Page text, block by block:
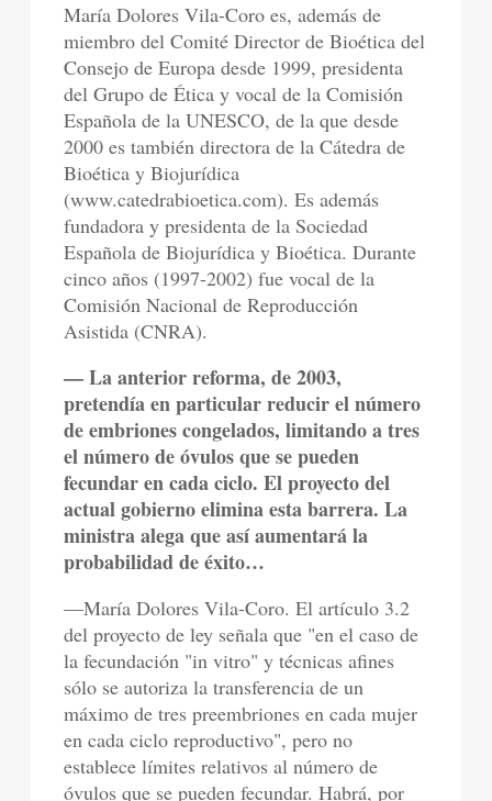
María Dolores Vila-Coro es, además de
miembro del Comité Director de Bioética del
Consejo de Europa desde 1999, presidenta
del Grupo de Ética y vocal de la Comisión
Española de la UNESCO, de la que desde
2000 es también directora de la Cátedra de
Bioética y Biojurídica
(www.catedrabioetica.com). Es además
fundadora y presidenta de la Sociedad
Española de Biojurídica y Bioética. Durante
cinco años (1997-2002) fue vocal de la
Comisión Nacional de Reproducción
Asistida (CNRA).
— La anterior reforma, de 2003,
pretendía en particular reducir el número
de embriones congelados, limitando a tres
el número de óvulos que se pueden
fecundar en cada ciclo. El proyecto del
actual gobierno elimina esta barrera. La
ministra alega que así aumentará la
probabilidad de éxito…
—María Dolores Vila-Coro. El artículo 3.2
del proyecto de ley señala que "en el caso de
la fecundación "in vitro" y técnicas afines
sólo se autoriza la transferencia de un
máximo de tres preembriones en cada mujer
en cada ciclo reproductivo", pero no
establece límites relativos al número de
óvulos que se pueden fecundar. Habrá, por